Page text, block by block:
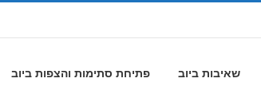
שאיבות ביוב פתיחת סתימות והצפות ביוב